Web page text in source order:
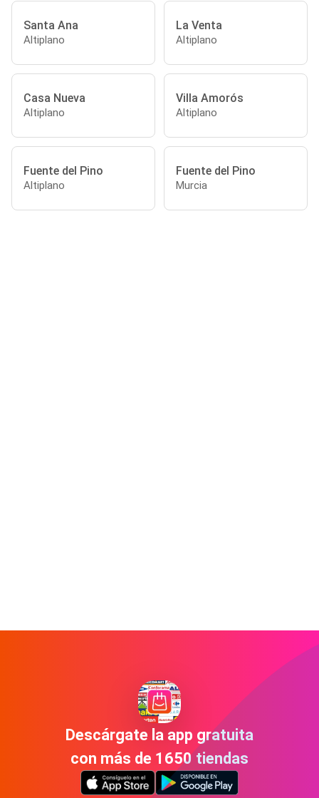
Santa Ana
Altiplano
La Venta
Altiplano
Casa Nueva
Altiplano
Villa Amorós
Altiplano
Fuente del Pino
Altiplano
Fuente del Pino
Murcia
Descárgate la app gratuita
con más de 1650 tiendas